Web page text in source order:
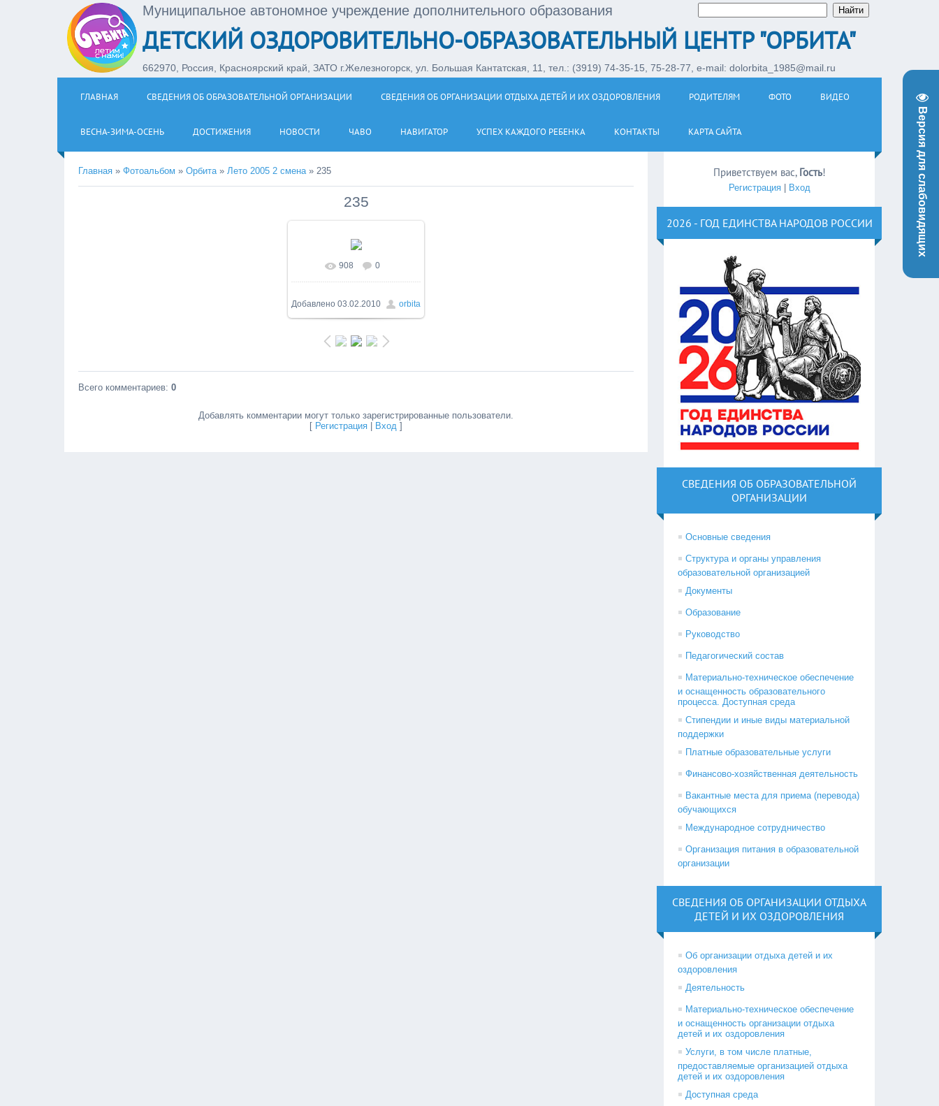
Версия для слабовидящих
Муниципальное автономное учреждение дополнительного образования
ДЕТСКИЙ ОЗДОРОВИТЕЛЬНО-ОБРАЗОВАТЕЛЬНЫЙ ЦЕНТР "ОРБИТА"
662970, Россия, Красноярский край, ЗАТО г.Железногорск, ул. Большая Кантатская, 11, тел.: (3919) 74-35-15, 75-28-77, e-mail: dolorbita_1985@mail.ru
ГЛАВНАЯ СВЕДЕНИЯ ОБ ОБРАЗОВАТЕЛЬНОЙ ОРГАНИЗАЦИИ СВЕДЕНИЯ ОБ ОРГАНИЗАЦИИ ОТДЫХА ДЕТЕЙ И ИХ ОЗДОРОВЛЕНИЯ РОДИТЕЛЯМ ФОТО ВИДЕО
ВЕСНА-ЗИМА-ОСЕНЬ ДОСТИЖЕНИЯ НОВОСТИ ЧАВО НАВИГАТОР УСПЕХ КАЖДОГО РЕБЕНКА КОНТАКТЫ КАРТА САЙТА
Главная » Фотоальбом » Орбита » Лето 2005 2 смена » 235
235
908 0
Добавлено 03.02.2010 orbita
Всего комментариев: 0
Добавлять комментарии могут только зарегистрированные пользователи.
[ Регистрация Вход ]
Приветствуем вас, Гость!
Регистрация| Вход
2026 - ГОД ЕДИНСТВА НАРОДОВ РОССИИ
СВЕДЕНИЯ ОБ ОБРАЗОВАТЕЛЬНОЙ
ОРГАНИЗАЦИИ
Основные сведения
Структура и органы управления
образовательной организацией
Документы
Образование
Руководство
Педагогический состав
Материально-техническое обеспечение
и оснащенность образовательного
процесса. Доступная среда
Стипендии и иные виды материальной
поддержки
Платные образовательные услуги
Финансово-хозяйственная деятельность
Вакантные места для приема (перевода)
обучающихся
Международное сотрудничество
Организация питания в образовательной
организации
СВЕДЕНИЯ ОБ ОРГАНИЗАЦИИ ОТДЫХА
ДЕТЕЙ И ИХ ОЗДОРОВЛЕНИЯ
Об организации отдыха детей и их
оздоровления
Деятельность
Материально-техническое обеспечение
и оснащенность организации отдыха
детей и их оздоровления
Услуги, в том числе платные,
предоставляемые организацией отдыха
детей и их оздоровления
Доступная среда